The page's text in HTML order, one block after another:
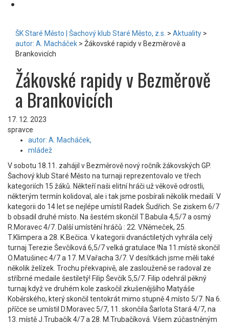
ŠK Staré Město | Šachový klub Staré Město, z.s. > Aktuality >
autor: A. Macháček > Žákovské rapidy v Bezměrově a
Brankovicích
Žákovské rapidy v Bezměrově
a Brankovicích
17. 12. 2023
spravce
autor: A. Macháček,
mládež
V sobotu 18.11. zahájil v Bezměrově nový ročník žákovských GP.
Šachový klub Staré Město na turnaji reprezentovalo ve třech
kategoriích 15 žáků. Někteří naši elitní hráči už věkově odrostli,
některým termín kolidoval, ale i tak jsme posbírali několik medailí. V
kategorii do 14 let se nejlépe umístil Radek Šudřich. Se ziskem 6/7
b obsadil druhé místo. Na šestém skončil T.Babula 4,5/7 a osmý
R.Moravec 4/7. Další umístění hráčů : 22. V.Němeček, 25.
T.Klimpera a 28. K.Bečica. V kategorii dvanáctiletých vyhrála celý
turnaj Terezie Ševčíková 6,5/7 velká gratulace !Na 11.místě skončil
O.Matušinec 4/7 a 17. M.Vařacha 3/7. V desítkách jsme měli také
několik želízek. Trochu překvapivě, ale zaslouženě se radoval ze
stříbrné medaile šestiletý! Filip Ševčík 5,5/7. Filip odehrál pěkný
turnaj když ve druhém kole zaskočil zkušenějšího Matyáše
Koběrského, který skončil tentokrát mimo stupně 4.místo 5/7. Na 6.
příčce se umístil D.Moravec 5/7, 11. skončila Šarlota Stará 4/7, na
13. místě J.Trubačík 4/7 a 28. M.Trubačíková. Všem zúčastněným